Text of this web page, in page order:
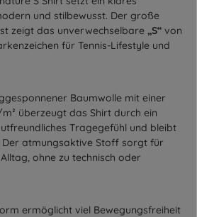
und stilbewusst. Der große
zeigt das unverwechselbare „S“ von
für Tennis-Lifestyle und
Baumwolle mit einer
überzeugt das Shirt durch ein
Tragegefühl und bleibt
atmungsaktive Stoff sorgt für
ohne zu technisch oder
ermöglicht viel Bewegungsfreiheit